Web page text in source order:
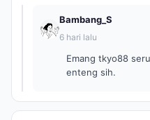
Bambang_S
6 hari lalu
Emang tkyo88
enteng sih.